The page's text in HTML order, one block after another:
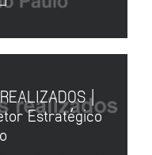
|
Estratégico